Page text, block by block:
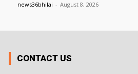
news36bhilai - August 8, 2026
CONTACT US